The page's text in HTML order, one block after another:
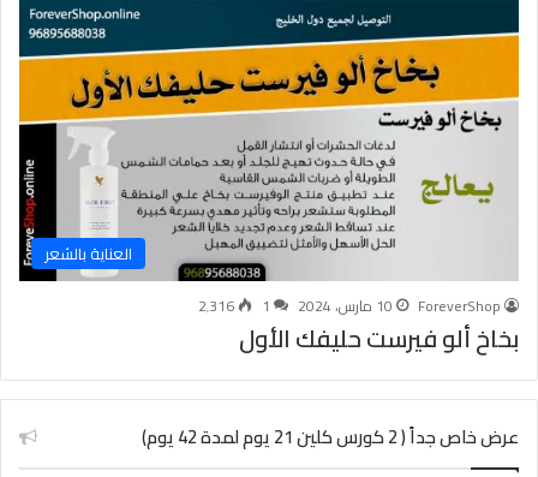
العناية بالشعر
ForeverShop 10 مارس، 2024 1 2٬316
بخاخ ألو فيرست حليفك الأول
عرض خاص جداً ( 2 كورس كلين 21 يوم لمدة 42 يوم)